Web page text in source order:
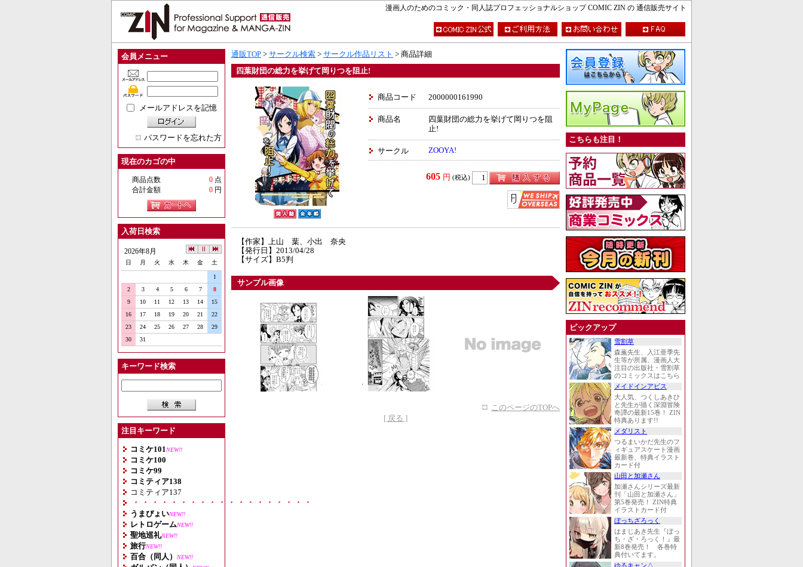
漫画人のためのコミック・同人誌プロフェッショナルショップ COMIC ZIN の 通信販売サイト
会員メニュー
メールアドレスを記憶
パスワードを忘れた方
現在のカゴの中
商品点数 0 点
合計金額
0 円
入荷日検索
2026年8月
日 月 火 水 木 金 土
1
2
3 4 5 6 7
8
9
10 11 12 13 14
15
16
17 18 19 20 21
22
23
24 25 26 27 28
29
30
31
キーワード検索
注目キーワード
コミケ101 NEW!!
コミケ100
コミケ99
コミティア138
コミティア137
・・・・・・・・・・・・・・・・・・・
うまぴょいNEW!!
レトロゲームNEW!!
聖地巡礼NEW!!
旅行NEW!!
百合（同人） NEW!!
通販TOP > サークル検索 > サークル作品リスト > 商品詳細
四葉財団の総力を挙げて岡りつを阻止!
商品コード 2000000161990
商品名
四葉財団の総力を挙げて岡りつを阻
止!
サークル ZOOYA!
605 円 (税込)
【作家】上山 葉、小出 奈央
【発行日】2013/04/28
【サイズ】B5判
サンプル画像
このページのTOPへ
[ 戻る ]
こちらも注目！
ピックアップ
雪割草
森薫先生、入江亜季先
生等が所属、漫画人大
注目の出版社・雪割草
のコミックスはこちら
メイドインアビス
大人気、つくしあきひ
と先生が描く深淵冒険
奇譚の最新15巻！ ZIN
特典あります!!
メダリスト
つるまいかだ先生のフ
ィギュアスケート漫画
最新巻、特典イラスト
カード付
山田と加瀬さん
加瀬さんシリーズ最新
刊「山田と加瀬さん」
第5巻発売！ ZIN特典
イラストカード付
ぼっちざろっく
はまじあき先生『ぼっ
ち・ざ・ろっく！』最
新8巻発売！ 各巻特
典付いてます。
ゆるキャン△